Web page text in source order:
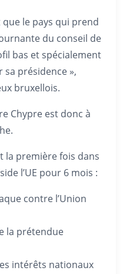
le pays qui prend
du conseil de
bas et spécialement
sa présidence »,
bruxellois.
Chypre est donc à
la première fois dans
l’UE pour 6 mois :
contre l’Union
la prétendue
intérêts nationaux